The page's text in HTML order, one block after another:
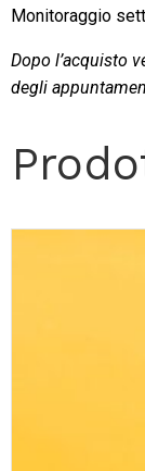
Monitoraggio
Dopo l’acquisto
degli